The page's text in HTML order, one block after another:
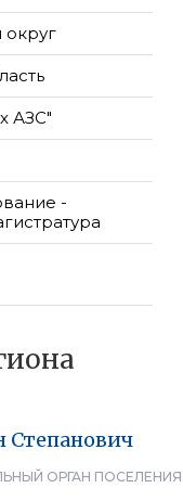
округ
АЗС"
-
Степанович
ОРГАН ПОСЕЛЕНИЯ